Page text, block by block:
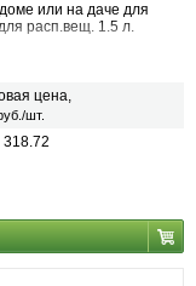
или на даче для
расп.вещ. 1.5 л.
цена,
шт.
318.72